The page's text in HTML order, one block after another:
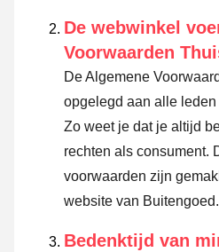
De webwinkel
Voorwaarden
De Algemene
opgelegd aan alle
Zo weet je dat je altijd
rechten als consument.
voorwaarden zijn
website van
Bedenktijd van